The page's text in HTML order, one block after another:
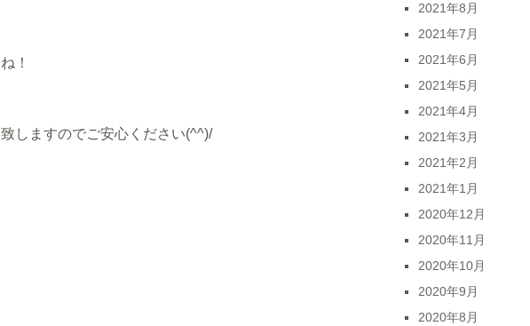
！
しますのでご安心ください(^^)/
2021年8月
2021年7月
2021年6月
2021年5月
2021年4月
2021年3月
2021年2月
2021年1月
2020年12月
2020年11月
2020年10月
2020年9月
2020年8月